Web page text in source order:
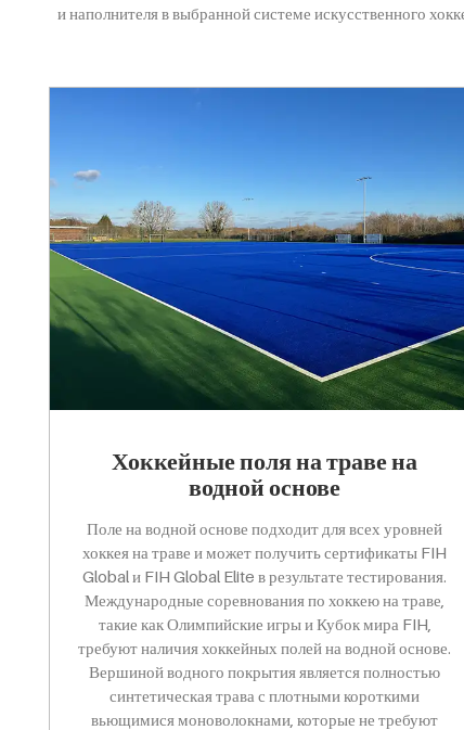
и наполнителя в выбранной системе искусственного
Хоккейные поля на траве на
водной основе
Поле на водной основе подходит для всех уровней
хоккея на траве и может получить сертификаты FIH
Global и FIH Global Elite в результате тестирования.
Международные соревнования по хоккею на траве,
такие как Олимпийские игры и Кубок мира FIH,
требуют наличия хоккейных полей на водной основе.
Вершиной водного покрытия является полностью
синтетическая трава с плотными короткими
вьющимися моноволокнами, которые не требуют